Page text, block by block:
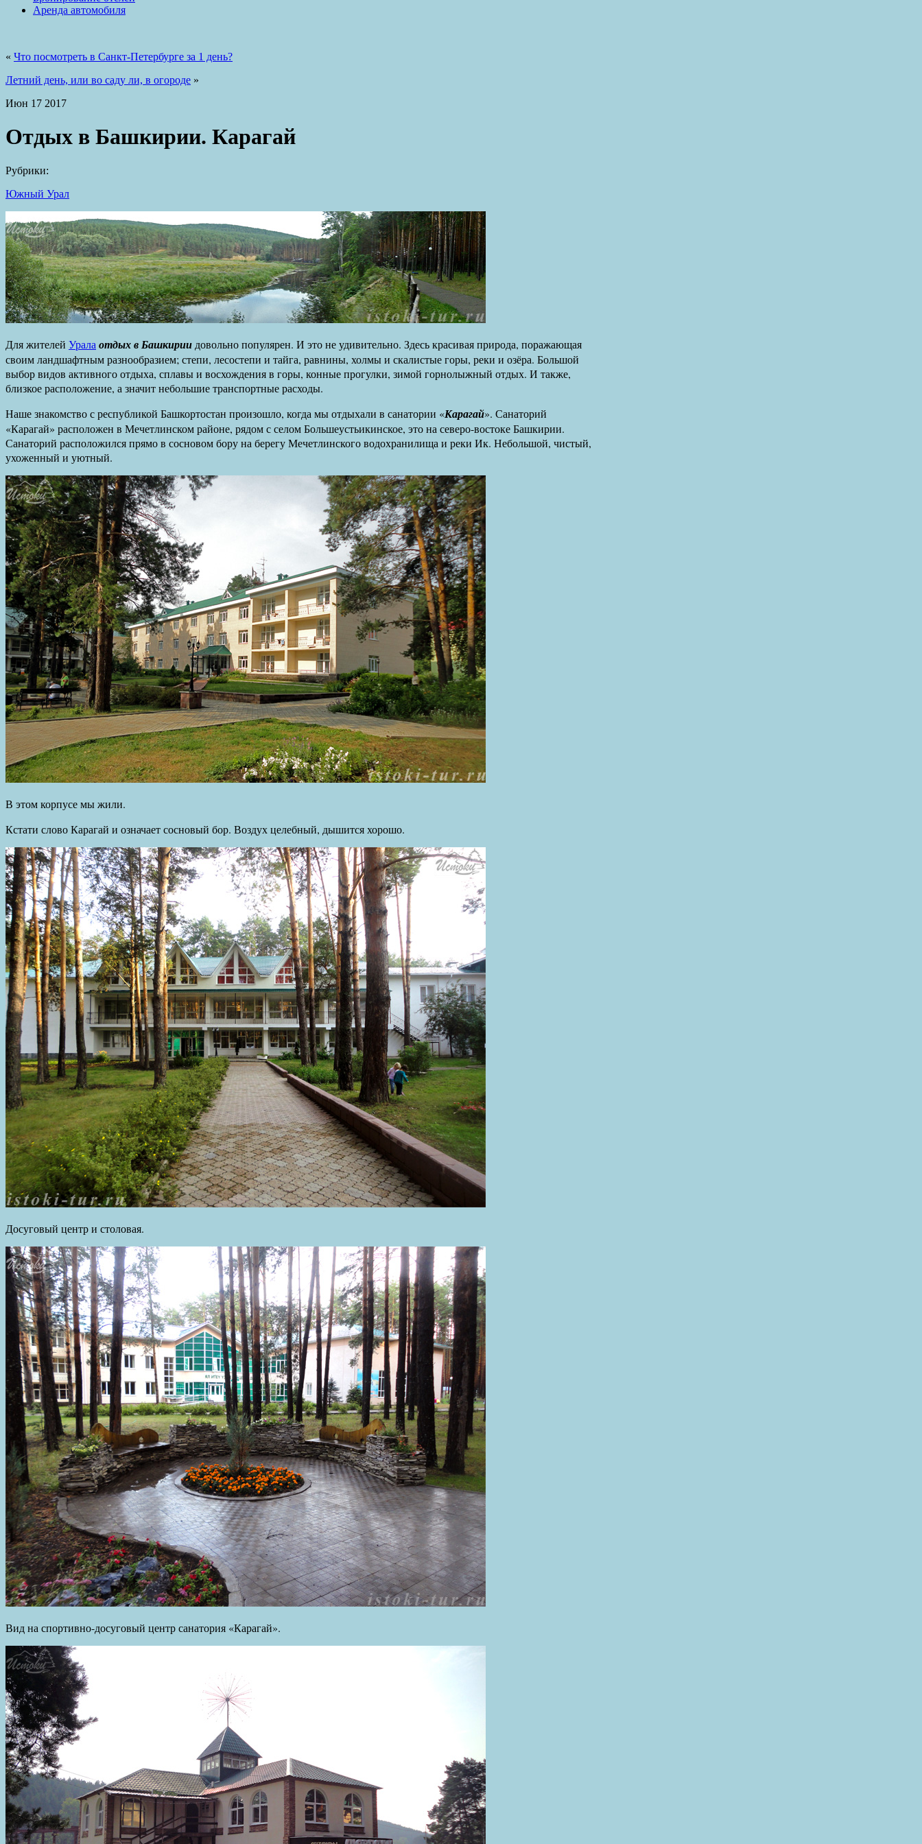
Аренда автомобиля
« Что посмотреть в Санкт-Петербурге за 1 день?
Летний день, или во саду ли, в огороде »
Июн 17 2017
Отдых в Башкирии. Карагай
Рубрики:
Южный Урал
Для жителей Урала отдых в Башкирии довольно популярен. И это не удивительно. Здесь красивая природа, поражающая
своим ландшафтным разнообразием; степи, лесостепи и тайга, равнины, холмы и скалистые горы, реки и озёра. Большой
выбор видов активного отдыха, сплавы и восхождения в горы, конные прогулки, зимой горнолыжный отдых. И также,
близкое расположение, а значит небольшие транспортные расходы.
Наше знакомство с республикой Башкортостан произошло, когда мы отдыхали в санатории «Карагай». Санаторий
«Карагай» расположен в Мечетлинском районе, рядом с селом Большеустьикинское, это на северо-востоке Башкирии.
Санаторий расположился прямо в сосновом бору на берегу Мечетлинского водохранилища и реки Ик. Небольшой, чистый,
ухоженный и уютный.
В этом корпусе мы жили.
Кстати слово Карагай и означает сосновый бор. Воздух целебный, дышится хорошо.
Досуговый центр и столовая.
Вид на спортивно-досуговый центр санатория «Карагай».